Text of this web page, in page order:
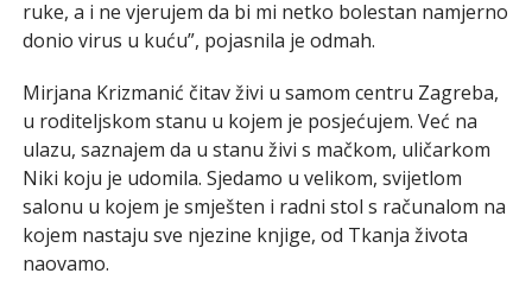
ruke, a i ne vjerujem da bi mi netko bolestan namjerno
donio virus u kuću”, pojasnila je odmah.
Mirjana Krizmanić čitav živi u samom centru Zagreba,
u roditeljskom stanu u kojem je posjećujem. Već na
ulazu, saznajem da u stanu živi s mačkom, uličarkom
Niki koju je udomila. Sjedamo u velikom, svijetlom
salonu u kojem je smješten i radni stol s računalom na
kojem nastaju sve njezine knjige, od Tkanja života
naovamo.